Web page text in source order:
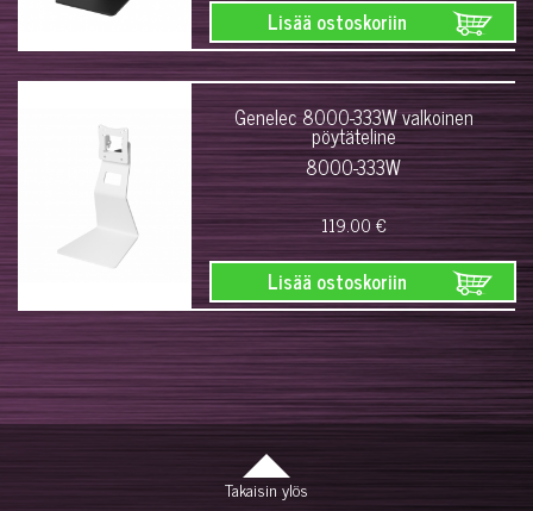
Lisää ostoskoriin
Genelec 8000-333W valkoinen
pöytäteline
8000-333W
119.00 €
Lisää ostoskoriin
Takaisin ylös